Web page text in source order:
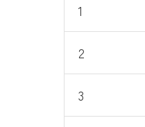
1
2
3